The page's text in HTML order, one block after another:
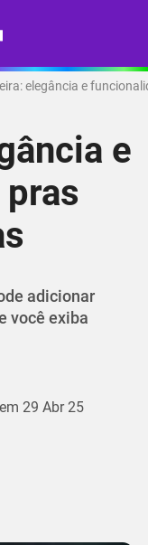
elegância e
e
adicionar
você exiba
29 Abr 25